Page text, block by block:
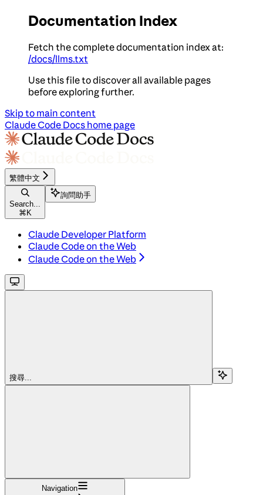
Documentation Index
Fetch the complete documentation index at:
/docs/llms.txt
Use this file to discover all available pages
before exploring further.
Skip to main content
Claude Code Docs home page
繁體中文
Search...
⌘ K
詢問助手
Claude Developer Platform
Claude Code on the Web
Claude Code on the Web
搜尋...
Navigation